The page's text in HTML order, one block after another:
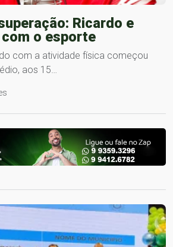
Ricardo e
o esporte
com a atividade física começou
aos 15…